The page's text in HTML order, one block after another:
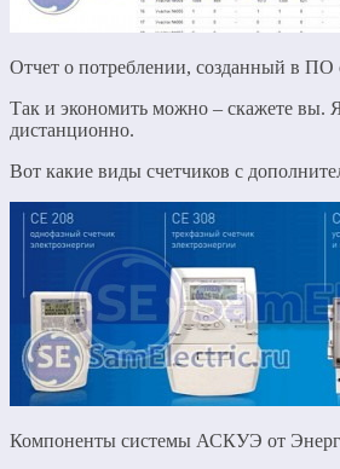
Отчет о потреблении, созданный в
Так и экономить можно – скажете вы.
дистанционно.
Вот какие виды счетчиков с
Компоненты системы АСКУЭ от